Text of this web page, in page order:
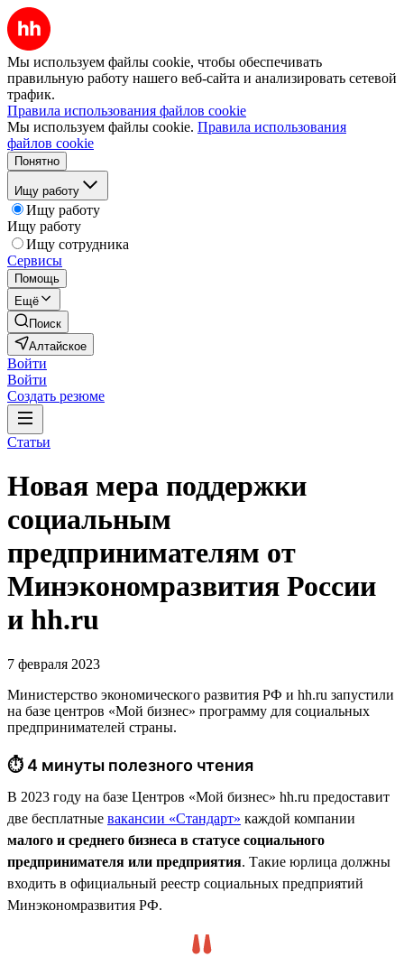
Мы используем файлы cookie, чтобы обеспечивать
правильную работу нашего веб-сайта и анализировать сетевой
трафик.
Правила использования файлов cookie
Мы используем файлы cookie. Правила использования
файлов cookie
Понятно
Ищу работу
Ищу работу
Ищу работу
Ищу сотрудника
Сервисы
Помощь
Ещё
Поиск
Алтайское
Войти
Войти
Создать резюме
Статьи
Новая мера поддержки
социальным
предпринимателям от
Минэкономразвития России
и hh.ru
7 февраля 2023
Министерство экономического развития РФ и hh.ru запустили
на базе центров «Мой бизнес» программу для социальных
предпринимателей страны.
⏱ 4 минуты полезного чтения
В 2023 году на базе Центров «Мой бизнес» hh.ru предоставит
две бесплатные вакансии «Стандарт» каждой компании
малого и среднего бизнеса в статусе социального
предпринимателя или предприятия. Такие юрлица должны
входить в официальный реестр социальных предприятий
Минэкономразвития РФ.